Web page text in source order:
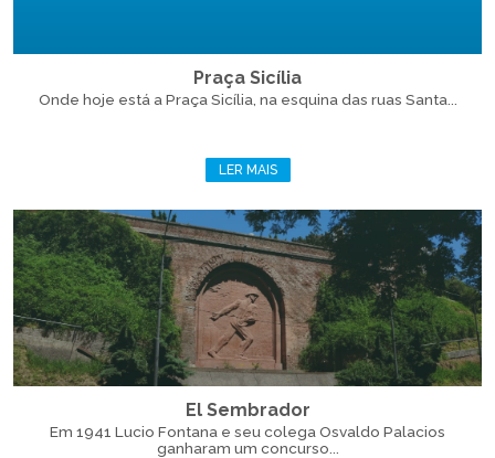
Praça Sicília
Onde hoje está a Praça Sicília, na esquina das ruas Santa...
LER MAIS
El Sembrador
Em 1941 Lucio Fontana e seu colega Osvaldo Palacios
ganharam um concurso...